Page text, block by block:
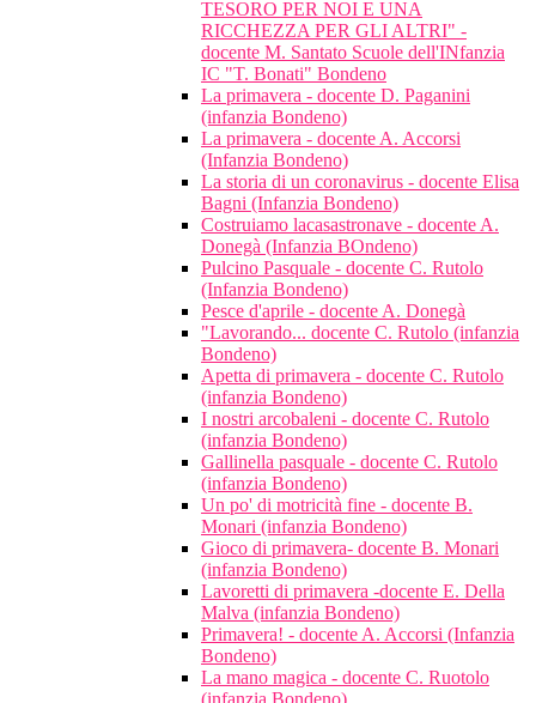
TESORO PER NOI E UNA
RICCHEZZA PER GLI ALTRI" -
docente M. Santato Scuole dell'INfanzia
IC "T. Bonati" Bondeno
La primavera - docente D. Paganini
(infanzia Bondeno)
La primavera - docente A. Accorsi
(Infanzia Bondeno)
La storia di un coronavirus - docente Elisa
Bagni (Infanzia Bondeno)
Costruiamo lacasastronave - docente A.
Donegà (Infanzia BOndeno)
Pulcino Pasquale - docente C. Rutolo
(Infanzia Bondeno)
Pesce d'aprile - docente A. Donegà
"Lavorando... docente C. Rutolo (infanzia
Bondeno)
Apetta di primavera - docente C. Rutolo
(infanzia Bondeno)
I nostri arcobaleni - docente C. Rutolo
(infanzia Bondeno)
Gallinella pasquale - docente C. Rutolo
(infanzia Bondeno)
Un po' di motricità fine - docente B.
Monari (infanzia Bondeno)
Gioco di primavera- docente B. Monari
(infanzia Bondeno)
Lavoretti di primavera -docente E. Della
Malva (infanzia Bondeno)
Primavera! - docente A. Accorsi (Infanzia
Bondeno)
La mano magica - docente C. Ruotolo